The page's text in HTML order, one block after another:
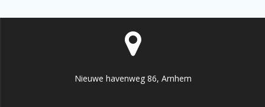
Nieuwe havenweg 86, Arnhem